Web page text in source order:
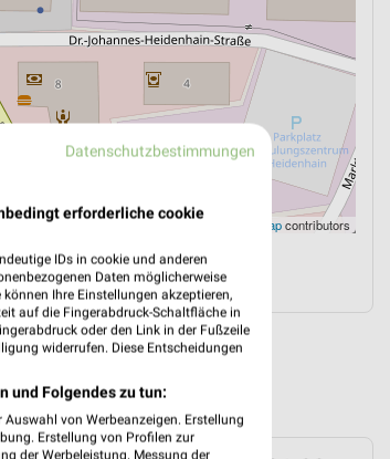
Leaflet |©OpenStreetMapcontributors
MIT GOOGLE/IOS MAPS
Datenschutzbestimmungen
erforderliche cookie
IDs in cookie und anderen
Daten möglicherweise
Ihre Einstellungen akzeptieren,
auf die Fingerabdruck-Schaltfläche in
oder den Link in der Fußzeile
widerrufen. Diese Entscheidungen
und Folgendes zu tun:
von Werbeanzeigen. Erstellung
Erstellung von Profilen zur
der Werbeleistung. Messung der